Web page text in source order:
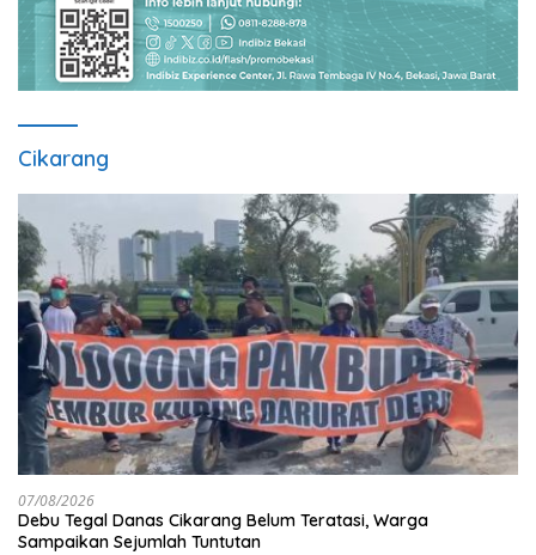
Cikarang
07/08/2026
Debu Tegal Danas Cikarang Belum Teratasi, Warga
Sampaikan Sejumlah Tuntutan